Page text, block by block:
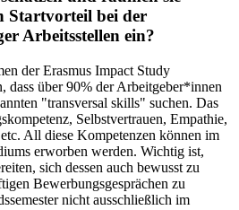
Startvorteil bei der
Arbeitsstellen ein?
der Erasmus Impact Study
dass über 90% der Arbeitgeber*innen
"transversal skills" suchen. Das
Selbstvertrauen, Empathie,
All diese Kompetenzen können im
erworben werden. Wichtig ist,
sich dessen auch bewusst zu
Bewerbungsgesprächen zu
nicht ausschließlich im